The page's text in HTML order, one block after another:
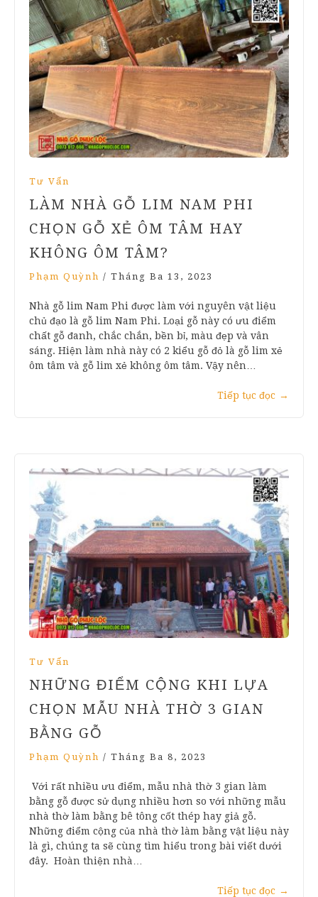
Tư Vấn
LÀM NHÀ GỖ LIM NAM PHI
CHỌN GỖ XẺ ÔM TÂM HAY
KHÔNG ÔM TÂM?
Phạm Quỳnh / Tháng Ba 13, 2023
Nhà gỗ lim Nam Phi được làm với nguyên vật liệu
chủ đạo là gỗ lim Nam Phi. Loại gỗ này có ưu điểm
chất gỗ đanh, chắc chắn, bền bỉ, màu đẹp và vân
sáng. Hiện làm nhà này có 2 kiểu gỗ đỏ là gỗ lim xẻ
ôm tâm và gỗ lim xẻ không ôm tâm. Vậy nên…
Tiếp tục đọc →
Tư Vấn
NHỮNG ĐIỂM CỘNG KHI LỰA
CHỌN MẪU NHÀ THỜ 3 GIAN
BẰNG GỖ
Phạm Quỳnh / Tháng Ba 8, 2023
Với rất nhiều ưu điểm, mẫu nhà thờ 3 gian làm
bằng gỗ được sử dụng nhiều hơn so với những mẫu
nhà thờ làm bằng bê tông cốt thép hay giả gỗ.
Những điểm cộng của nhà thờ làm bằng vật liệu này
là gì, chúng ta sẽ cùng tìm hiểu trong bài viết dưới
đây. Hoàn thiện nhà…
Tiếp tục đọc →